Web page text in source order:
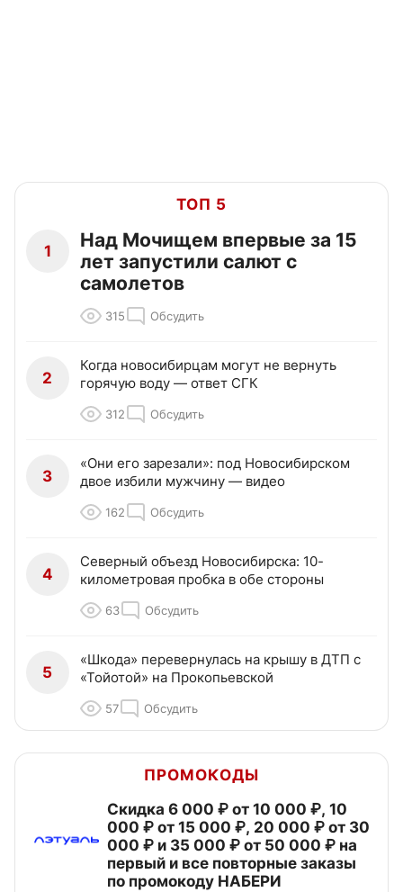
ТОП 5
1
Над Мочищем впервые за 15
лет запустили салют с
самолетов
315 Обсудить
2
Когда новосибирцам могут не вернуть
горячую воду — ответ СГК
312 Обсудить
3
«Они его зарезали»: под Новосибирском
двое избили мужчину — видео
162 Обсудить
4
Северный объезд Новосибирска: 10-
километровая пробка в обе стороны
63 Обсудить
5
«Шкода» перевернулась на крышу в ДТП с
«Тойотой» на Прокопьевской
57 Обсудить
ПРОМОКОДЫ
Скидка 6 000 ₽ от 10 000 ₽, 10
000 ₽ от 15 000 ₽, 20 000 ₽ от 30
000 ₽ и 35 000 ₽ от 50 000 ₽ на
первый и все повторные заказы
по промокоду НАБЕРИ